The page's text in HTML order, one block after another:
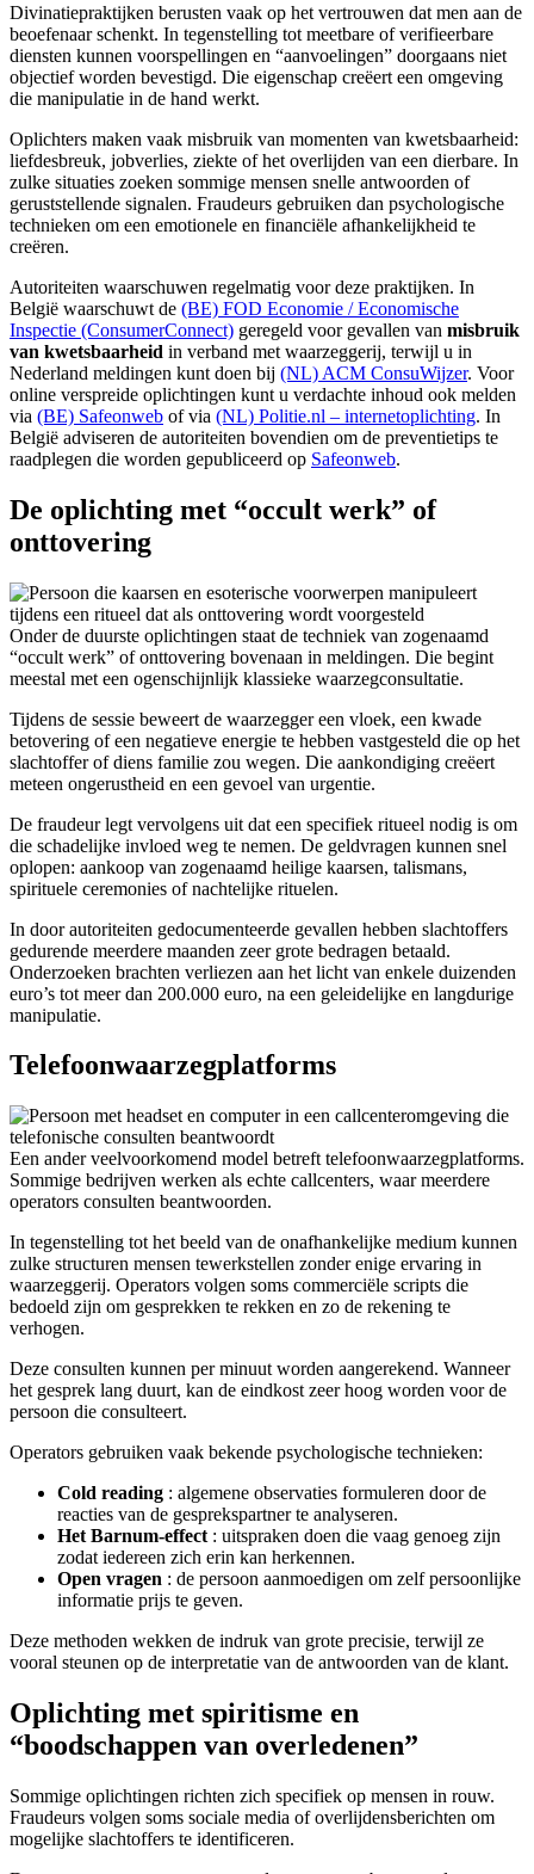
Divinatiepraktijken berusten vaak op het vertrouwen dat men aan de
beoefenaar schenkt. In tegenstelling tot meetbare of verifieerbare
diensten kunnen voorspellingen en “aanvoelingen” doorgaans niet
objectief worden bevestigd. Die eigenschap creëert een omgeving
die manipulatie in de hand werkt.
Oplichters maken vaak misbruik van momenten van kwetsbaarheid:
liefdesbreuk, jobverlies, ziekte of het overlijden van een dierbare. In
zulke situaties zoeken sommige mensen snelle antwoorden of
geruststellende signalen. Fraudeurs gebruiken dan psychologische
technieken om een emotionele en financiële afhankelijkheid te
creëren.
Autoriteiten waarschuwen regelmatig voor deze praktijken. In
België waarschuwt de (BE) FOD Economie / Economische
Inspectie (ConsumerConnect) geregeld voor gevallen van misbruik
van kwetsbaarheid in verband met waarzeggerij, terwijl u in
Nederland meldingen kunt doen bij (NL) ACM ConsuWijzer. Voor
online verspreide oplichtingen kunt u verdachte inhoud ook melden
via (BE) Safeonweb of via (NL) Politie.nl – internetoplichting. In
België adviseren de autoriteiten bovendien om de preventietips te
raadplegen die worden gepubliceerd op Safeonweb.
De oplichting met “occult werk” of
onttovering
Onder de duurste oplichtingen staat de techniek van zogenaamd
“occult werk” of onttovering bovenaan in meldingen. Die begint
meestal met een ogenschijnlijk klassieke waarzegconsultatie.
Tijdens de sessie beweert de waarzegger een vloek, een kwade
betovering of een negatieve energie te hebben vastgesteld die op het
slachtoffer of diens familie zou wegen. Die aankondiging creëert
meteen ongerustheid en een gevoel van urgentie.
De fraudeur legt vervolgens uit dat een specifiek ritueel nodig is om
die schadelijke invloed weg te nemen. De geldvragen kunnen snel
oplopen: aankoop van zogenaamd heilige kaarsen, talismans,
spirituele ceremonies of nachtelijke rituelen.
In door autoriteiten gedocumenteerde gevallen hebben slachtoffers
gedurende meerdere maanden zeer grote bedragen betaald.
Onderzoeken brachten verliezen aan het licht van enkele duizenden
euro’s tot meer dan 200.000 euro, na een geleidelijke en langdurige
manipulatie.
Telefoonwaarzegplatforms
Een ander veelvoorkomend model betreft telefoonwaarzegplatforms.
Sommige bedrijven werken als echte callcenters, waar meerdere
operators consulten beantwoorden.
In tegenstelling tot het beeld van de onafhankelijke medium kunnen
zulke structuren mensen tewerkstellen zonder enige ervaring in
waarzeggerij. Operators volgen soms commerciële scripts die
bedoeld zijn om gesprekken te rekken en zo de rekening te
verhogen.
Deze consulten kunnen per minuut worden aangerekend. Wanneer
het gesprek lang duurt, kan de eindkost zeer hoog worden voor de
persoon die consulteert.
Operators gebruiken vaak bekende psychologische technieken:
Cold reading : algemene observaties formuleren door de
reacties van de gesprekspartner te analyseren.
Het Barnum-effect : uitspraken doen die vaag genoeg zijn
zodat iedereen zich erin kan herkennen.
Open vragen : de persoon aanmoedigen om zelf persoonlijke
informatie prijs te geven.
Deze methoden wekken de indruk van grote precisie, terwijl ze
vooral steunen op de interpretatie van de antwoorden van de klant.
Oplichting met spiritisme en
“boodschappen van overledenen”
Sommige oplichtingen richten zich specifiek op mensen in rouw.
Fraudeurs volgen soms sociale media of overlijdensberichten om
mogelijke slachtoffers te identificeren.